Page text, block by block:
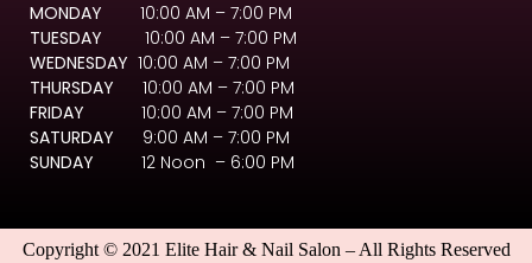
MONDAY 10:00 AM – 7:00 PM
TUESDAY
10:00 AM – 7:00 PM
WEDNESDAY 10:00 AM – 7:00 PM
THURSDAY 10:00 AM – 7:00 PM
FRIDAY 10:00 AM – 7:00 PM
SATURDAY 9:00 AM – 7:00 PM
SUNDAY 12 Noon – 6:00 PM
Copyright © 2021 Elite Hair & Nail Salon – All Rights Reserved